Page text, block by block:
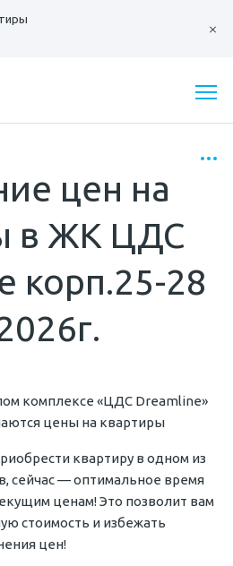
цен на
в ЖК ЦДС
корп.25-28
комплексе «ЦДС Dreamline»
цены на квартиры
квартиру в одном из
сейчас — оптимальное время
ценам! Это позволит вам
стоимость и избежать
цен!